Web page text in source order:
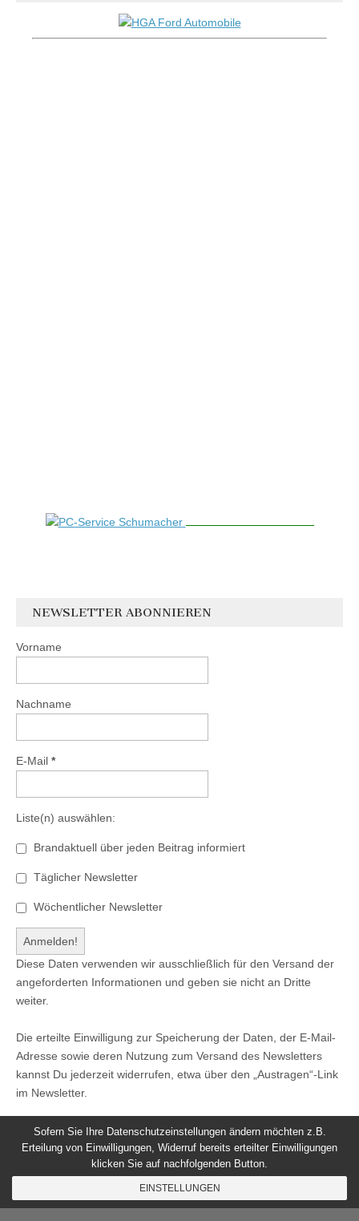
NEWSLETTER ABONNIEREN
Vorname
Nachname
E-Mail *
Liste(n) auswählen:
Brandaktuell über jeden Beitrag informiert
Täglicher Newsletter
Wöchentlicher Newsletter
Diese Daten verwenden wir ausschließlich für den Versand der
angeforderten Informationen und geben sie nicht an Dritte
weiter.
Die erteilte Einwilligung zur Speicherung der Daten, der E-Mail-
Adresse sowie deren Nutzung zum Versand des Newsletters
kannst Du jederzeit widerrufen, etwa über den „Austragen“-Link
im Newsletter.
Sofern Sie Ihre Datenschutzeinstellungen ändern möchten z.B.
Erteilung von Einwilligungen, Widerruf bereits erteilter Einwilligungen
klicken Sie auf nachfolgenden Button.
EINSTELLUNGEN